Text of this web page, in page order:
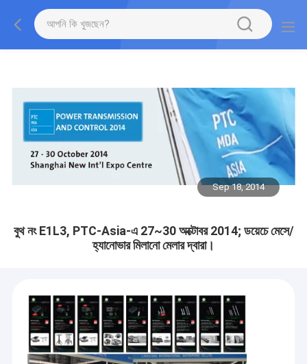
Sep 18, 2014
বুথ নং E1L3, PTC-Asia-এ 27~30 অক্টোবর 2014; ডয়েচে মেসে/
হ্যানোভার মিলানো মেলার দ্বারা।